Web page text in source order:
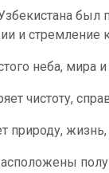
был
и стремление
неба, мира
чистоту,
природу, жизнь,